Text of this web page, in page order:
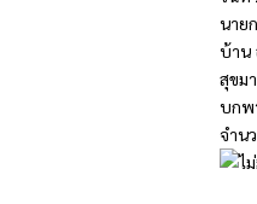
นาย
บ้าน
สุขม
บกพ
จำน